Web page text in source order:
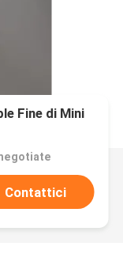
Fine di Mini
Contattici